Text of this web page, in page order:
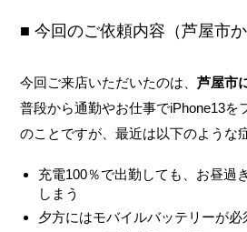
■ 今回のご依頼内容（芦屋市か
今回ご来店いただいたのは、芦屋市
普段から通勤やお仕事でiPhone13を
のことですが、最近は以下のような
充電100％で出勤しても、お昼過
しまう
夕方にはモバイルバッテリーが必